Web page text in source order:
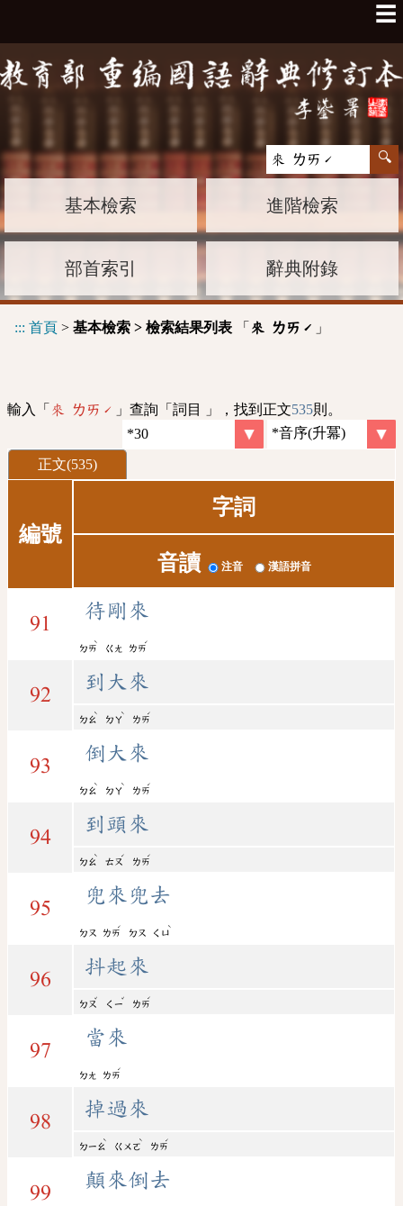
☰
基本檢索 進階檢索
部首索引 辭典附錄
::: 首頁 > 基本檢索 > 檢索結果列表 「 來 ㄌㄞˊ 」
輸入「 來 ㄌㄞˊ 」查詢「詞目 」，找到正文535則。
正文(535)
編號
字詞
音讀 注音 漢語拼音
91
待剛來
ㄉㄞ
ˋ
ㄍㄤ ㄌㄞ
ˊ
92
到大來
ㄉㄠ
ˋ
ㄉㄚ
ˋ
ㄌㄞ
ˊ
93
倒大來
ㄉㄠ
ˋ
ㄉㄚ
ˋ
ㄌㄞ
ˊ
94
到頭來
ㄉㄠ
ˋ
ㄊㄡ
ˊ
ㄌㄞ
ˊ
95
兜來兜去
ㄉㄡ ㄌㄞ
ˊ
ㄉㄡ ㄑㄩ
ˋ
96
抖起來
ㄉㄡ
ˇ
ㄑㄧ
ˇ
ㄌㄞ
ˊ
97
當來
ㄉㄤ ㄌㄞ
ˊ
98
掉過來
ㄉㄧㄠ
ˋ
ㄍㄨㄛ
ˋ
ㄌㄞ
ˊ
99
顛來倒去